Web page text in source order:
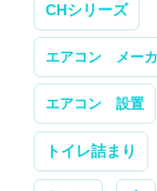
CHシリーズ
エアコン メー
エアコン 設置
トイレ詰まり